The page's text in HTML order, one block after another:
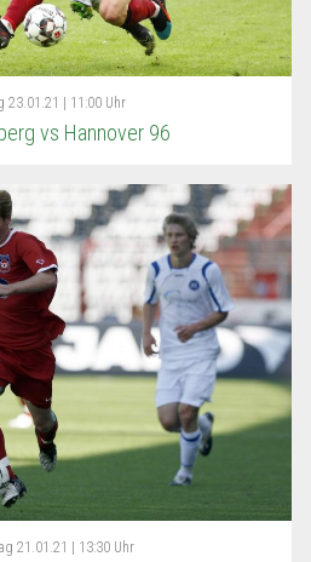
23.01.21 | 11:00 Uhr
vs Hannover 96
21.01.21 | 13:30 Uhr